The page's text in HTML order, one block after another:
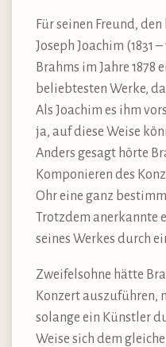
Für seinen Freund,
Joseph Joachim (1831
Brahms im Jahre 1878
beliebtesten Werke,
Als Joachim es ihm
ja, auf diese Weise
Anders gesagt hörte
Komponieren des
Ohr eine ganz
Trotzdem anerkannte
seines Werkes durch
Zweifelsohne hätte
Konzert auszuführen,
solange ein Künstler
Weise sich dem